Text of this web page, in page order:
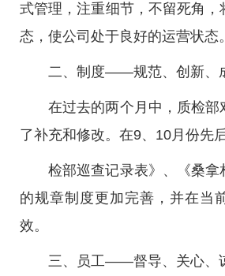
式管理，注重细节，不留死角，
态，使公司处于良好的运营状态。
二、制度——规范、创新、
在过去的两个月中，质检部
了补充和修改。在9、10月份先
检部巡查记录表》、《桑拿
的规章制度更加完善，并在当
效。
三、员工——督导、关心、